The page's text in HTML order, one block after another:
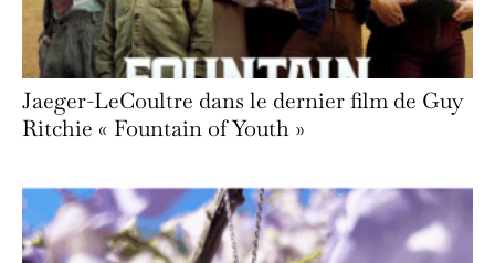
Jaeger-LeCoultre dans le dernier film de Guy
Ritchie « Fountain of Youth »